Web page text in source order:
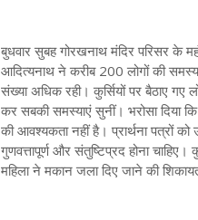
बुधवार सुबह गोरखनाथ मंदिर परिसर के
आदित्यनाथ ने करीब 200 लोगों की
संख्या अधिक रही। कुर्सियों पर बैठाए
कर सबकी समस्याएं सुनीं। भरोसा दिया
की आवश्यकता नहीं है। प्रार्थना पत्रों को
गुणवत्तापूर्ण और संतुष्टिप्रद होना
महिला ने मकान जला दिए जाने की